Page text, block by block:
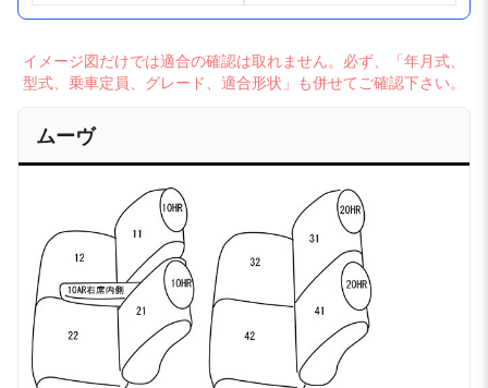
イメージ図だけでは適合の確認は取れません。必ず、「年月式、
型式、乗車定員、グレード、適合形状」も併せてご確認下さい。
ムーヴ